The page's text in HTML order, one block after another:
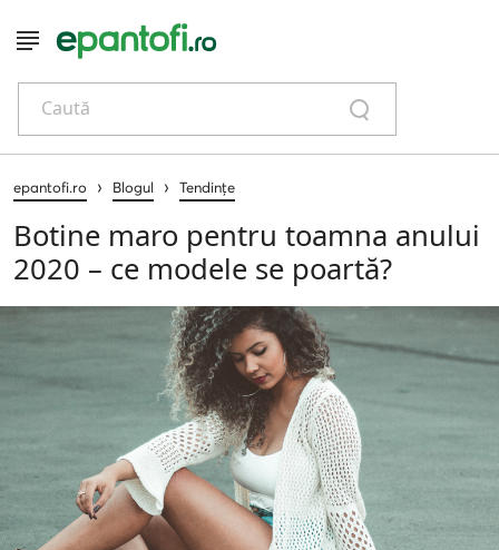
Caută
epantofi.ro › Blogul › Tendințe
Botine maro pentru toamna anului
2020 – ce modele se poartă?